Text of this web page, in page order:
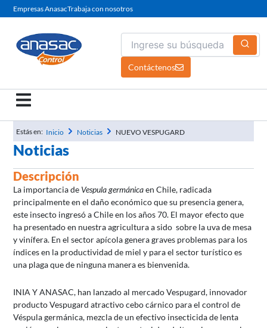
al
Empresas AnasacTrabaja con nosotros
Contáctenos
Estás en: Inicio Noticias NUEVO VESPUGARD
Noticias
Descripción
La importancia de Vespula germánicaen Chile, radicada
principalmente en el daño económico que su presencia genera,
este insecto ingresó a Chile en los años 70. El mayor efecto que
ha presentado en nuestra agricultura a sido sobre la uva de mesa
y vinífera. En el sector apícola genera graves problemas para los
índices en la productividad de miel y para el sector turístico es
una plaga que de ninguna manera es bienvenida.
INIA Y ANASAC, han lanzado al mercado Vespugard, innovador
producto Vespugard atractivo cebo cárnico para el control de
Véspula germánica, mezcla de un efectivo insecticida de lenta